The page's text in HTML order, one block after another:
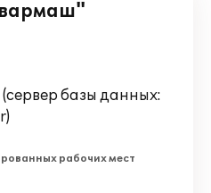
базы данных:
рабочих мест